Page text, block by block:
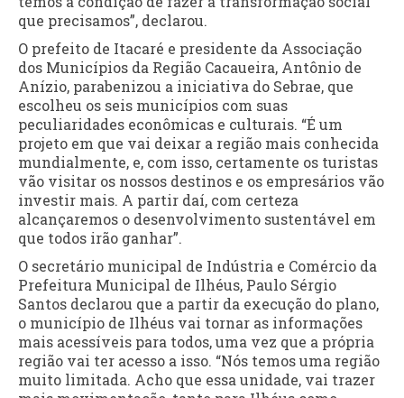
que precisamos”, declarou.
O prefeito de Itacaré e presidente da Associação
dos Municípios da Região Cacaueira, Antônio de
Anízio, parabenizou a iniciativa do Sebrae, que
escolheu os seis municípios com suas
peculiaridades econômicas e culturais. “É um
projeto em que vai deixar a região mais conhecida
mundialmente, e, com isso, certamente os turistas
vão visitar os nossos destinos e os empresários vão
investir mais. A partir daí, com certeza
alcançaremos o desenvolvimento sustentável em
que todos irão ganhar”.
O secretário municipal de Indústria e Comércio da
Prefeitura Municipal de Ilhéus, Paulo Sérgio
Santos declarou que a partir da execução do plano,
o município de Ilhéus vai tornar as informações
mais acessíveis para todos, uma vez que a própria
região vai ter acesso a isso. “Nós temos uma região
muito limitada. Acho que essa unidade, vai trazer